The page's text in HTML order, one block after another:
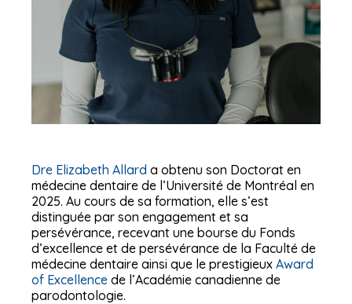
Dre Elizabeth Allard a obtenu son Doctorat en
médecine dentaire de l’Université de Montréal en
2025. Au cours de sa formation, elle s’est
distinguée par son engagement et sa
persévérance, recevant une bourse du Fonds
d’excellence et de persévérance de la Faculté de
médecine dentaire ainsi que le prestigieux Award
of Excellence de l’Académie canadienne de
parodontologie.